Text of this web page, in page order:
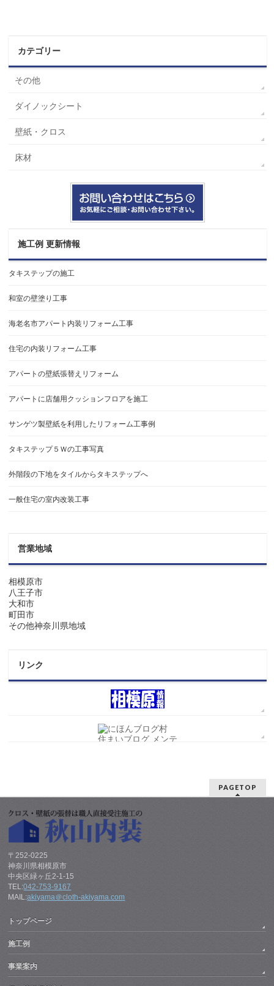
カテゴリー
その他
ダイノックシート
壁紙・クロス
床材
施工例 更新情報
タキステップの施工
和室の壁塗り工事
海老名市アパート内装リフォーム工事
住宅の内装リフォーム工事
アパートの壁紙張替えリフォーム
アパートに店舗用クッションフロアを施工
サンゲツ製壁紙を利用したリフォーム工事例
タキステップ５Ｗの工事写真
外階段の下地をタイルからタキステップへ
一般住宅の室内改装工事
営業地域
相模原市
八王子市
大和市
町田市
その他神奈川県地域
リンク
PAGETOP
〒252-0225
神奈川県相模原市
中央区緑ヶ丘2-1-15
TEL:042-753-9167
MAIL:akiyama＠cloth-akiyama.com
トップページ
施工例
事業案内